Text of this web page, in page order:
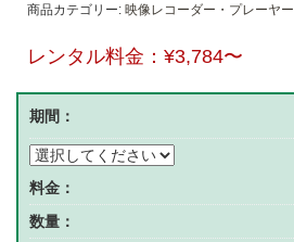
商品カテゴリー: 映像レコーダー・プレーヤー
レンタル料金： ¥3,784〜
期間：
料金：
数量：